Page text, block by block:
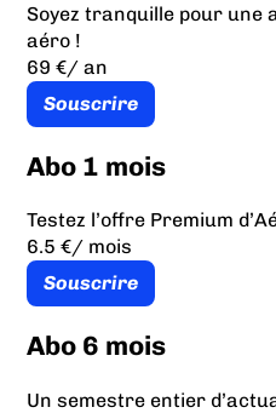
Soyez tranquille pour une
aéro !
69 €/ an
Souscrire
Abo 1 mois
Testez l’offre Premium
6.5 €/ mois
Souscrire
Abo 6 mois
Un semestre entier